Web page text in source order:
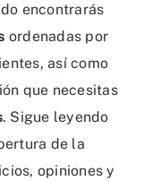
encontrarás
ordenadas por
así como
que necesitas
. Sigue leyendo
de la
opiniones y